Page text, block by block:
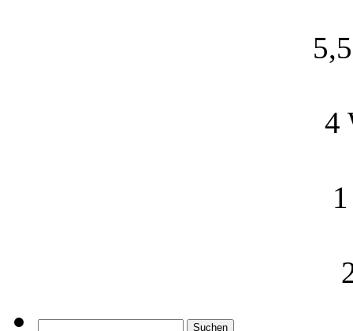
4